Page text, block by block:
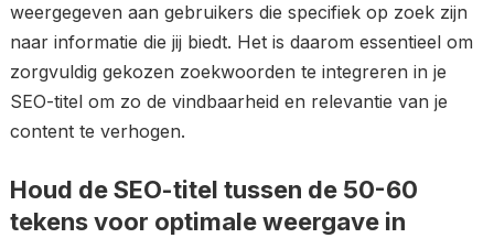
weergegeven aan gebruikers die specifiek op zoek zijn
naar informatie die jij biedt. Het is daarom essentieel om
zorgvuldig gekozen zoekwoorden te integreren in je
SEO-titel om zo de vindbaarheid en relevantie van je
content te verhogen.
Houd de SEO-titel tussen de 50-60
tekens voor optimale weergave in